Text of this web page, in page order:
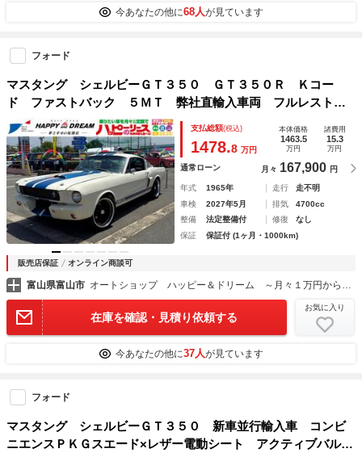
今あなたの他に68人が見ています
フォード
マスタング シェルビーＧＴ３５０ ＧＴ３５０Ｒ Ｋコー
ド ファストバック ５ＭＴ 弊社直輸入車両 フルレストア
車両 足回り新品交換済 アメリカンレーシングホイール レ
ーシングストライプ ボンネットフード エアコン・パワステ
弊社取付
支払総額(税込)
1478.8 万円
本体価格
1463.5
万円
諸費用
15.3
万円
通常ローン 月々 167,900 円
年式 1965年 走行
走不明
車検
2027年5月 排気
4700cc
整備
法定整備付 修復
なし
保証
保証付 (1ヶ月・1000km)
販売店保証 オンライン商談可
富山県富山市
在庫を確認・見積り依頼する
お気に入り
今あなたの他に37人が見ています
フォード
マスタング シェルビーＧＴ３５０ 新車並行輸入車 コンビ
ニエンスＰＫＧスエード×レザー電動シート アクティブバルブ